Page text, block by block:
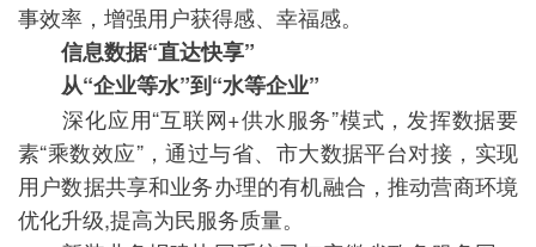
事效率，增强用户获得感、幸福感。
信息数据“直达快享”
从“企业等水”到“水等企业”
深化应用“互联网+供水服务”模式，发挥数据要
素“乘数效应”，通过与省、市大数据平台对接，实现
用户数据共享和业务办理的有机融合，推动营商环境
优化升级,提高为民服务质量。